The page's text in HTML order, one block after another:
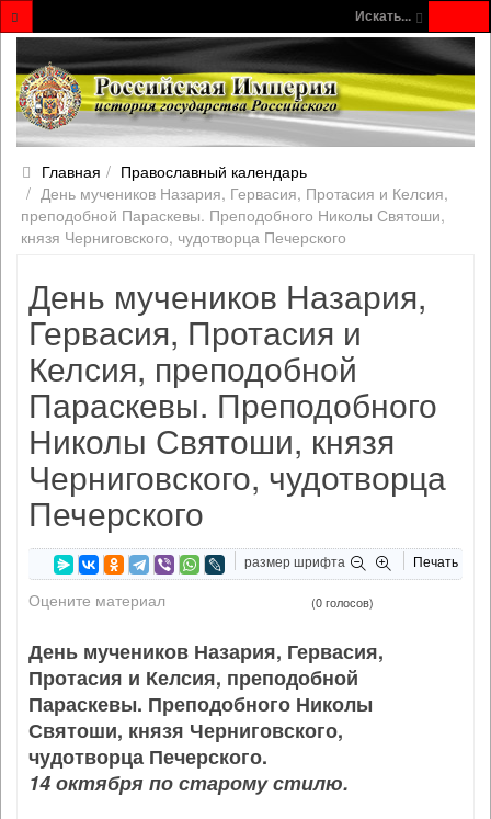
Искать...
Главная
Православный календарь
День мучеников Назария, Гервасия, Протасия и Келсия,
преподобной Параскевы. Преподобного Николы Святоши,
князя Черниговского, чудотворца Печерского
День мучеников Назария,
Гервасия, Протасия и
Келсия, преподобной
Параскевы. Преподобного
Николы Святоши, князя
Черниговского, чудотворца
Печерского
размер шрифта Печать
Оцените материал (0 голосов)
День мучеников Назария, Гервасия,
Протасия и Келсия, преподобной
Параскевы. Преподобного Николы
Святоши, князя Черниговского,
чудотворца Печерского.
14 октября по старому стилю.